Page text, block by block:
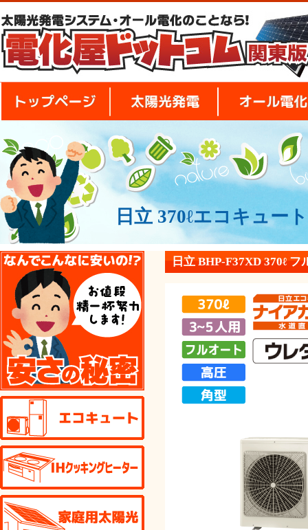
トップページ 太陽光発電
日立 370ℓエコキュー
安さの秘密
エコキュート
日立 BHP-F37XD 370ℓ